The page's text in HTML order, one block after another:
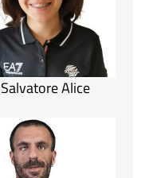
Salvatore Alice